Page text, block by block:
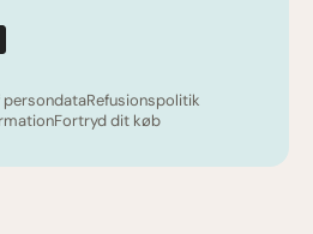
Refusionspolitik
Fortryd dit køb